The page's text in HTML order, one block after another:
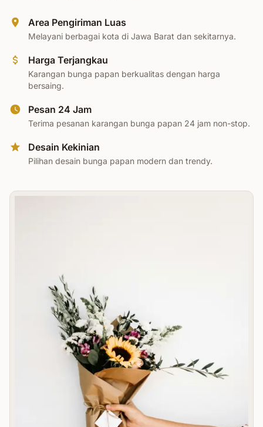
Area Pengiriman Luas
Melayani berbagai kota di Jawa Barat dan sekitarnya.
Harga Terjangkau
Karangan bunga papan berkualitas dengan harga
bersaing.
Pesan 24 Jam
Terima pesanan karangan bunga papan 24 jam non-stop.
Desain Kekinian
Pilihan desain bunga papan modern dan trendy.